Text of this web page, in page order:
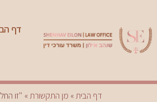
דף
דף הבית» מן התקשורת» "זו